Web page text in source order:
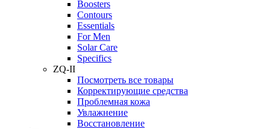
Boosters
Contours
Essentials
For Men
Solar Care
Specifics
ZQ-II
Посмотреть все товары
Корректирующие средства
Проблемная кожа
Увлажнение
Восстановление